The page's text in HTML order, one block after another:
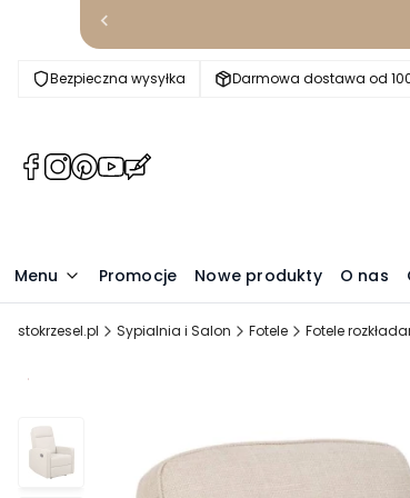
Bezpieczna wysyłka Darmowa dostawa od 100
(Otwiera
karcie)
(Otwiera
karcie)
(Otwiera
karcie)
(Otwiera
karcie)
(Otwiera
karcie)
Menu Promocje Nowe produkty O nas
stokrzesel.pl Sypialnia i Salon Fotele Fotele
Promocja